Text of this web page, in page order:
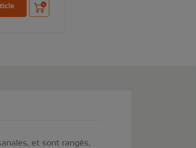
Ajouter au panier
et sont rangés,